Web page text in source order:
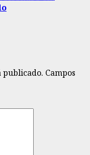
publicado. Campos